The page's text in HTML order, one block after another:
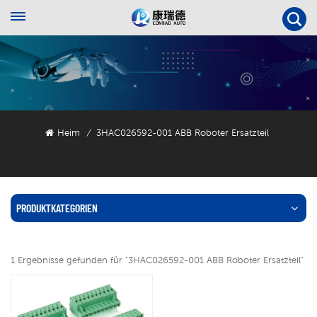
Heim / 3HAC026592-001 ABB Roboter Ersatzteil
PRODUKTKATEGORIEN
1 Ergebnisse gefunden für "3HAC026592-001 ABB Roboter Ersatzteil"